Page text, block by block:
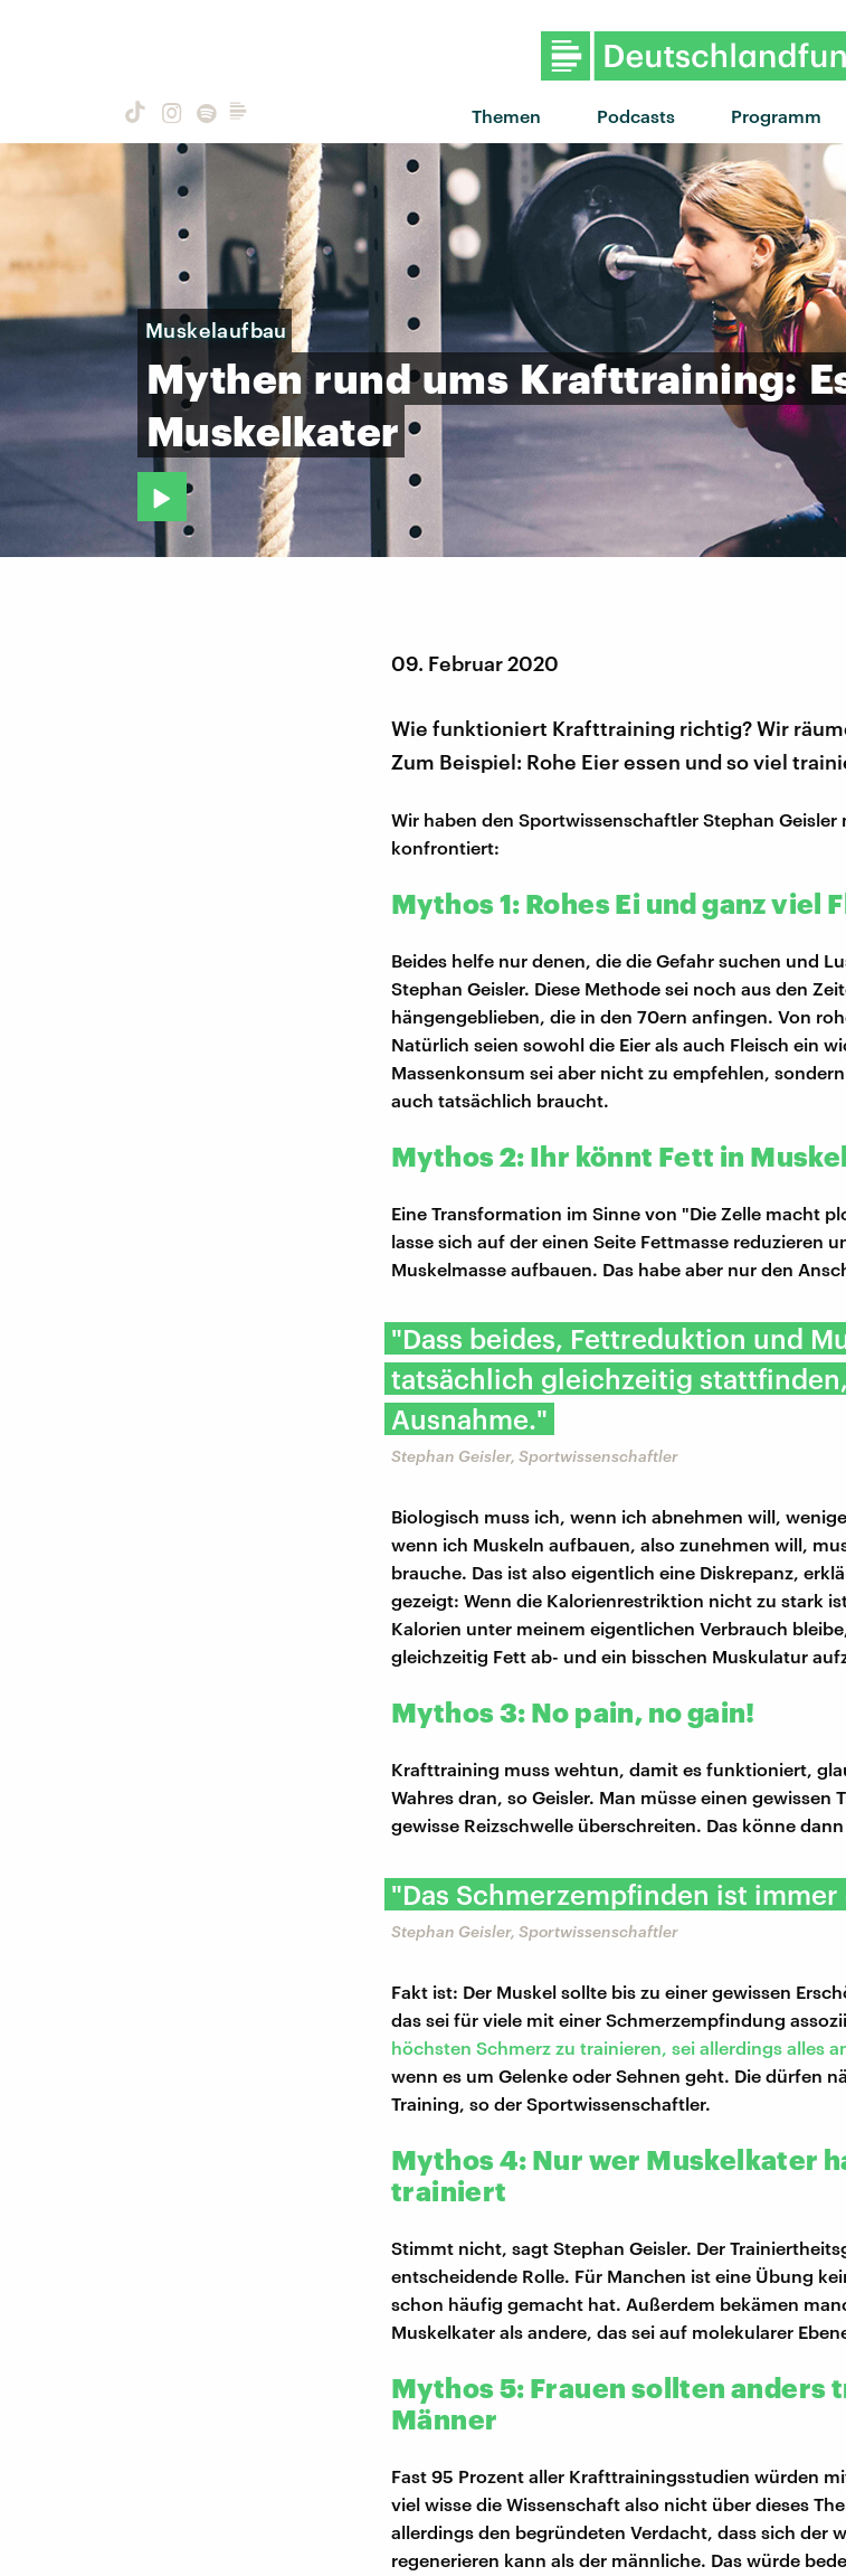
Themen Podcasts Programm
Muskelaufbau
Mythen rund ums Krafttraining:
Muskelkater
09. Februar 2020
Wie funktioniert Krafttraining richtig? Wir
Zum Beispiel: Rohe Eier essen und so viel
Wir haben den Sportwissenschaftler Stephan
konfrontiert:
Mythos 1: Rohes Ei und ganz viel
Beides helfe nur denen, die die Gefahr suchen und
Stephan Geisler. Diese Methode sei noch aus den
hängengeblieben, die in den 70ern anfingen. Von
Natürlich seien sowohl die Eier als auch Fleisch ein
Massenkonsum sei aber nicht zu empfehlen,
auch tatsächlich braucht.
Mythos 2: Ihr könnt Fett in
Eine Transformation im Sinne von "Die Zelle macht
lasse sich auf der einen Seite Fettmasse reduzieren
Muskelmasse aufbauen. Das habe aber nur den
"Dass beides, Fettreduktion und
tatsächlich gleichzeitig
Ausnahme."
Stephan Geisler, Sportwissenschaftler
Biologisch muss ich, wenn ich abnehmen will,
wenn ich Muskeln aufbauen, also zunehmen will,
brauche. Das ist also eigentlich eine Diskrepanz,
gezeigt: Wenn die Kalorienrestriktion nicht zu stark
Kalorien unter meinem eigentlichen Verbrauch
gleichzeitig Fett ab- und ein bisschen Muskulatur
Mythos 3: No pain, no gain!
Krafttraining muss wehtun, damit es funktioniert,
Wahres dran, so Geisler. Man müsse einen gewissen
gewisse Reizschwelle überschreiten. Das könne
"Das Schmerzempfinden ist
Stephan Geisler, Sportwissenschaftler
Fakt ist: Der Muskel sollte bis zu einer gewissen
das sei für viele mit einer Schmerzempfindung
höchsten Schmerz zu trainieren, sei allerdings alles
wenn es um Gelenke oder Sehnen geht. Die dürfen
Training, so der Sportwissenschaftler.
Mythos 4: Nur wer Muskelkater
trainiert
Stimmt nicht, sagt Stephan Geisler. Der
entscheidende Rolle. Für Manchen ist eine Übung
schon häufig gemacht hat. Außerdem bekämen
Muskelkater als andere, das sei auf molekularer
Mythos 5: Frauen sollten anders
Männer
Fast 95 Prozent aller Krafttrainingsstudien würden
viel wisse die Wissenschaft also nicht über dieses
allerdings den begründeten Verdacht, dass sich der
regenerieren kann als der männliche. Das würde